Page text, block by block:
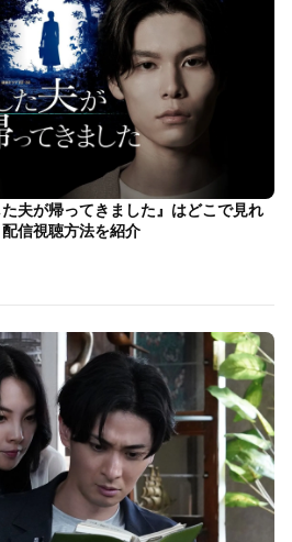
夫が帰ってきました』はどこで見れ
信視聴方法を紹介